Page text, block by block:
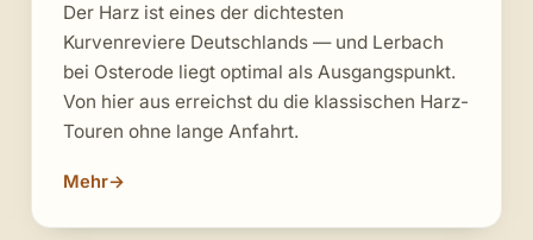
Der Harz ist eines der dichtesten
Kurvenreviere Deutschlands — und Lerbach
bei Osterode liegt optimal als Ausgangspunkt.
Von hier aus erreichst du die klassischen Harz-
Touren ohne lange Anfahrt.
Mehr→